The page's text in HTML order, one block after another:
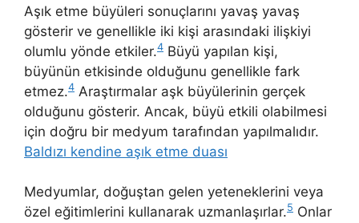
Aşık etme büyüleri sonuçlarını yavaş yavaş
gösterir ve genellikle iki kişi arasındaki ilişkiyi
olumlu yönde etkiler.4 Büyü yapılan kişi,
büyünün etkisinde olduğunu genellikle fark
etmez.4 Araştırmalar aşk büyülerinin gerçek
olduğunu gösterir. Ancak, büyü etkili olabilmesi
için doğru bir medyum tarafından yapılmalıdır.
Baldızı kendine aşık etme duası
Medyumlar, doğuştan gelen yeteneklerini veya
özel eğitimlerini kullanarak uzmanlaşırlar.5 Onlar